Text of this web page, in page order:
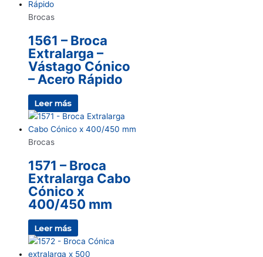
Brocas
1561 – Broca
Extralarga –
Vástago Cónico
– Acero Rápido
Leer más
Brocas
1571 – Broca
Extralarga Cabo
Cónico x
400/450 mm
Leer más